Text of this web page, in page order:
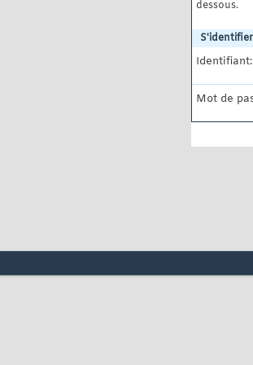
dessous.
S'identifier
Identifiant:
Mot de